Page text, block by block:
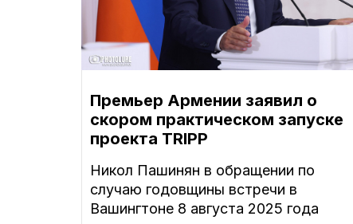
Премьер Армении заявил о
скором практическом запуске
проекта TRIPP
Никол Пашинян в обращении по
случаю годовщины встречи в
Вашингтоне 8 августа 2025 года